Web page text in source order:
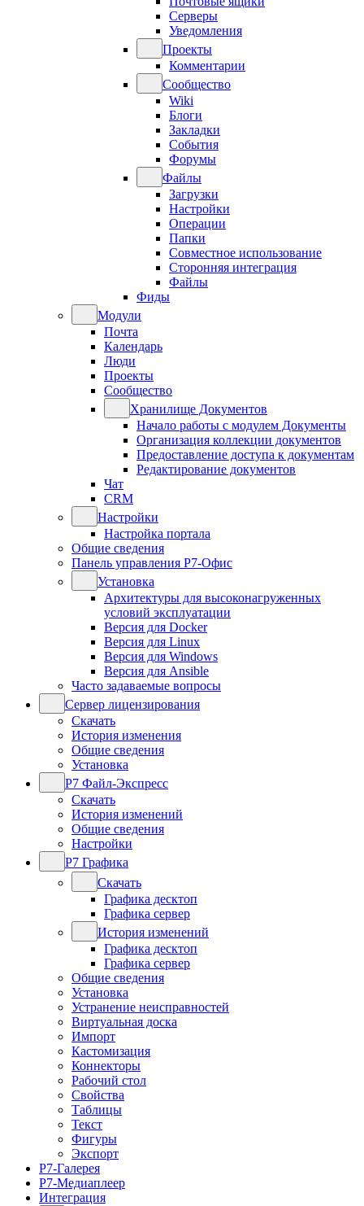
Серверы
Уведомления
Проекты
Комментарии
Сообщество
Wiki
Блоги
Закладки
События
Форумы
Файлы
Загрузки
Настройки
Операции
Папки
Совместное использование
Сторонняя интеграция
Файлы
Фиды
Модули
Почта
Календарь
Люди
Проекты
Сообщество
Хранилище Документов
Начало работы с модулем Документы
Организация коллекции документов
Предоставление доступа к документам
Редактирование документов
Чат
CRM
Настройки
Настройка портала
Общие сведения
Панель управления Р7-Офис
Установка
Архитектуры для высоконагруженных
условий эксплуатации
Версия для Docker
Версия для Linux
Версия для Windows
Версия для Ansible
Часто задаваемые вопросы
Сервер лицензирования
Скачать
История изменения
Общие сведения
Установка
Р7 Файл-Экспресс
Скачать
История изменений
Общие сведения
Настройки
Р7 Графика
Скачать
Графика десктоп
Графика сервер
История изменений
Графика десктоп
Графика сервер
Общие сведения
Установка
Устранение неисправностей
Виртуальная доска
Импорт
Кастомизация
Коннекторы
Рабочий стол
Свойства
Таблицы
Текст
Фигуры
Экспорт
Р7-Галерея
Р7-Медиаплеер
Интеграция